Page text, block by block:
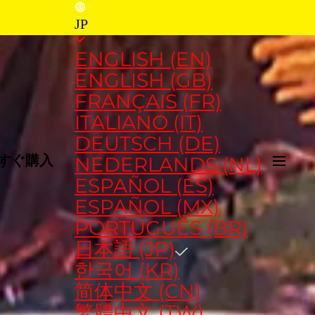
ぐ購入
JP
ENGLISH (EN)
ENGLISH (GB)
FRANÇAIS (FR)
ITALIANO (IT)
DEUTSCH (DE)
NEDERLANDS (NL)
ESPAÑOL (ES)
ESPAÑOL (MX)
PORTUGUÊS (BR)
日本語 (JP)
한국어 (KR)
简体中文 (CN)